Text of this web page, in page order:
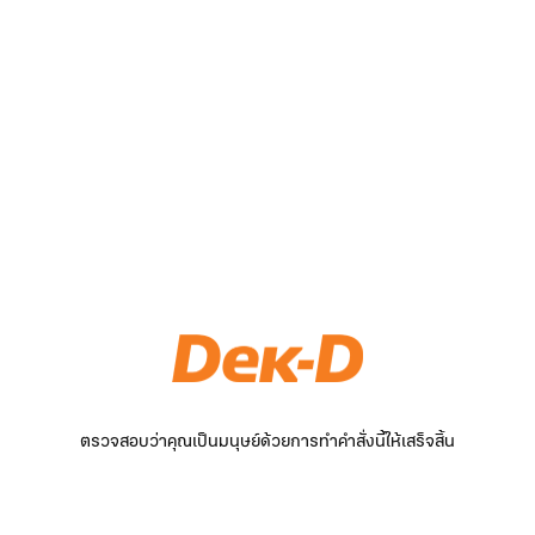
ตรวจสอบว่าคุณเป็นมนุษย์ด้วยการทำคำสั่งนี้ให้เสร็จสิ้น